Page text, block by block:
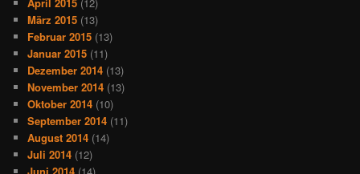
März 2015 (13)
Februar 2015 (13)
Januar 2015 (11)
Dezember 2014 (13)
November 2014 (13)
Oktober 2014 (10)
September 2014 (11)
August 2014 (14)
Juli 2014 (12)